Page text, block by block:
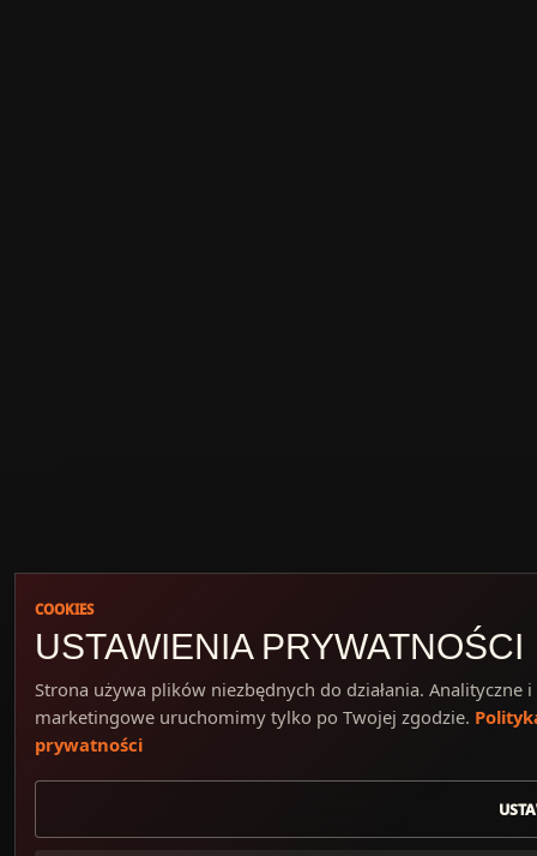
COOKIES
USTAWIENIA PRYWATNOŚCI
Strona używa plików niezbędnych do działania. Analityczne i
marketingowe uruchomimy tylko po Twojej zgodzie.
prywatności